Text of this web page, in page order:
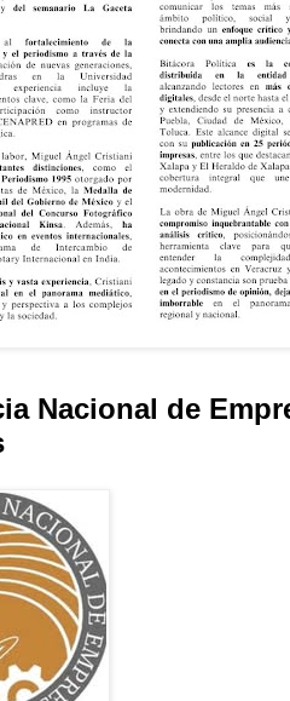
Nacional de